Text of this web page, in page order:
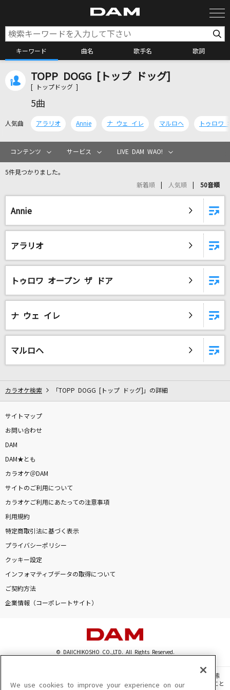
キーワード 曲名 歌手名 歌詞
カラオケ検索
カラオケリクエスト
[生音]本当はね、
ヤングスキニー
aiko
[生音]未来予想図Ⅱ
[生音]RAIN
SEKAI NO OWARI(世界の終わり)
赤いスイートピー
松田聖子
くちづけDiamond
WEAVER
[生音]タイミング～Timing～
BLACK BISCUITS
助演女優症
back number
ブリキノダンス
DAMの新曲・ランキングなど
TOPP DOGG [トップ ドッグ]
[ トップドッグ ]
5曲
人気曲 アラリオ Annie ナ ウェ イレ マルロヘ トゥロワ
コンテンツ サービス LIVE DAM WAO!
5件見つかりました。
新着順 人気順 50音順
Annie
アラリオ
トゥロワ オープン ザ ドア
ナ ウェ イレ
マルロヘ
カラオケ検索 「TOPP DOGG [トップ ドッグ]」の詳細
サイトマップ
お問い合わせ
DAM
DAM★とも
カラオケ＠DAM
サイトのご利用について
カラオケご利用にあたっての注意事項
利用規約
特定商取引法に基づく表示
プライバシーポリシー
クッキー設定
インフォマティブデータの取得について
ご契約方法
企業情報（コーポレートサイト）
© DAIICHIKOSHO CO.,LTD. All Rights Reserved.
このサイトに掲載されている一切の文章・画像・写真・動画・音声等を、手段や形態
を問わず、著作権法の定める範囲を超えて無断で複製、転載、ファイル化などすること
We use cookies to improve your experience on our